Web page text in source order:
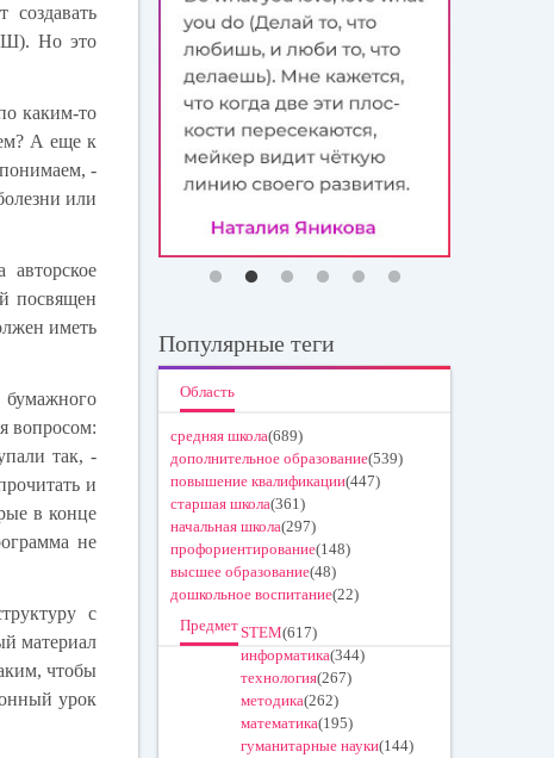
Но это
каким-то
А еще к
-
или
посвящен
иметь
вопросом:
так, -
и
в конце
не
с
материал
чтобы
урок
Популярные теги
Область
средняя школа(689)
дополнительное образование(539)
повышение квалификации(447)
старшая школа(361)
начальная школа(297)
профориентирование(148)
высшее образование(48)
дошкольное воспитание(22)
ПредметSTEM(617)
информатика(344)
технология(267)
методика(262)
математика(195)
гуманитарные науки(144)